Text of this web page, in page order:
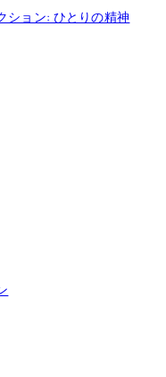
ション: ひとりの精神